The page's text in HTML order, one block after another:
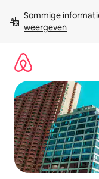
direct
naar
Sommige
weergeven